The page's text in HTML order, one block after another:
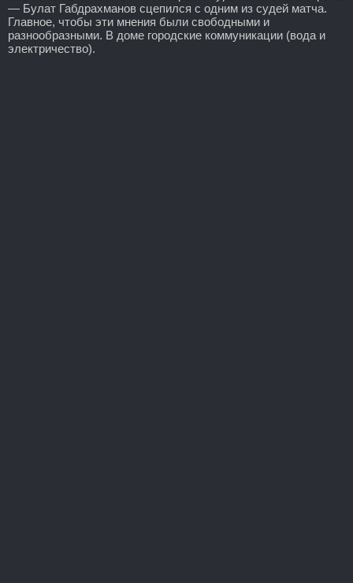
— Булат Габдрахманов сцепился с одним из судей матча.
Главное, чтобы эти мнения были свободными и
разнообразными. В доме городские коммуникации (вода и
электричество).